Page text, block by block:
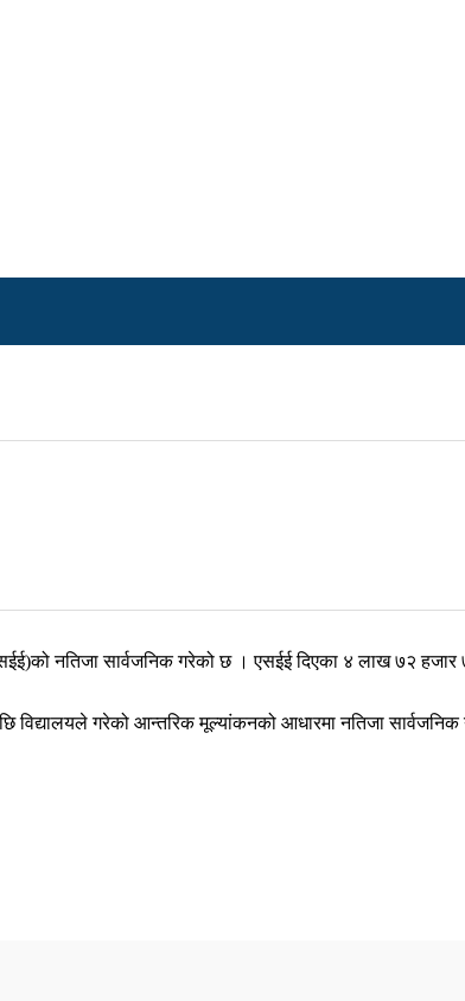
नतिजा सार्वजनिक गरेको छ । एसईई दिएका ४ लाख ७२ हजार
विद्यालयले गरेको आन्तरिक मूल्यांकनको आधारमा नतिजा सार्वजनिक